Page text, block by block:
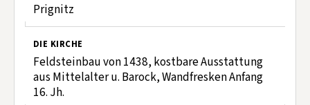
Prignitz
DIE KIRCHE
Feldsteinbau von 1438, kostbare Ausstattung
aus Mittelalter u. Barock, Wandfresken Anfang
16. Jh.